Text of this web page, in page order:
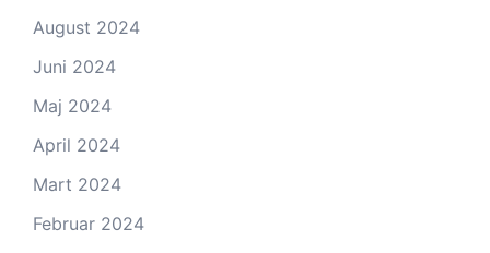
August 2024
Juni 2024
Maj 2024
April 2024
Mart 2024
Februar 2024